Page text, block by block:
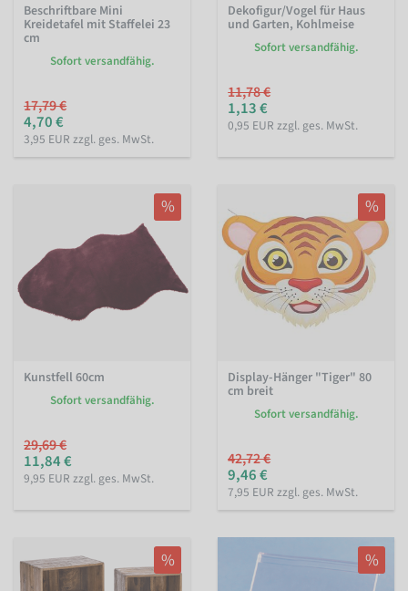
Beschriftbare Mini
Kreidetafel mit Staffelei 23
cm
Sofort versandfähig.
17,79 €
4,70 €
3,95 EUR zzgl. ges. MwSt.
Dekofigur/Vogel für Haus
und Garten, Kohlmeise
Sofort versandfähig.
11,78 €
1,13 €
0,95 EUR zzgl. ges. MwSt.
%
Kunstfell 60cm
Sofort versandfähig.
29,69 €
11,84 €
9,95 EUR zzgl. ges. MwSt.
%
Display-Hänger "Tiger" 80
cm breit
Sofort versandfähig.
42,72 €
9,46 €
7,95 EUR zzgl. ges. MwSt.
% %